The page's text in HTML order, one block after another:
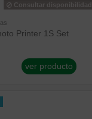
Consultar disponibilidad
Printer 1S Set
ver producto